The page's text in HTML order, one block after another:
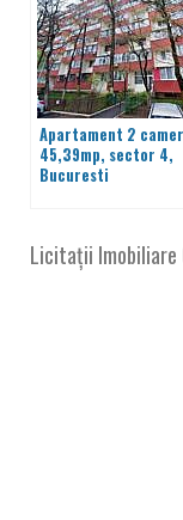
Apartament 2
45,39mp, sector 4,
Bucuresti
Licitații Imobiliare